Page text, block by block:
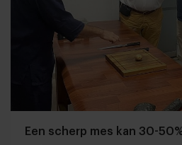
Een scherp mes kan 30-